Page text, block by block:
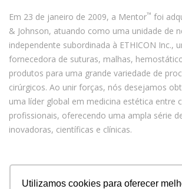
Utilizamos cookies para oferecer
Em 23 de janeiro de 2009, a Mentor™ foi
& Johnson, atuando como uma unidade de
independente subordinada à ETHICON Inc.,
fornecedora de suturas, malhas,
produtos para uma grande variedade de
cirúrgicos. Ao unir forças, nós desejamos
uma líder global em medicina estética entre
profissionais, oferecendo uma ampla série
inovadoras, científicas e clínicas.